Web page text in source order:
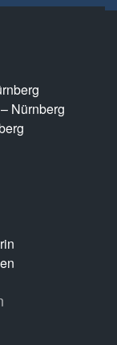
Nürnberg